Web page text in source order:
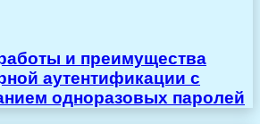
и преимущества
аутентификации с
одноразовых паролей